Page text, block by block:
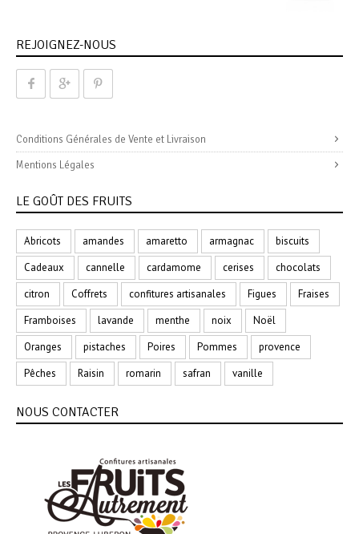
REJOIGNEZ-NOUS
Conditions Générales de Vente et Livraison
Mentions Légales
LE GOÛT DES FRUITS
Abricots amandes amaretto armagnac
biscuits
Cadeaux
cannelle cardamome cerises
chocolats
citron
Coffrets confitures artisanales Figues
Fraises
Framboises
lavande menthe noix
Noël
Oranges
pistaches Poires Pommes
provence
Pêches
Raisin romarin safran vanille
NOUS CONTACTER